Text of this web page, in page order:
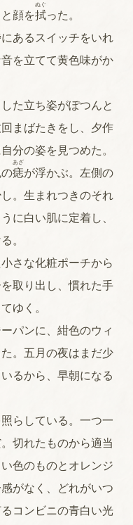
顔を拭
ぬぐ
った。
あるスイッチをいれ
を立てて黄色味がか
た立ち姿がぽつんと
まばたきをし、夕作
分の姿を見つめた。
痣
あざ
が浮かぶ。左側の
。生まれつきのそれ
に白い肌に定着し、
。
さな化粧ポーチから
取り出し、慣れた手
ゆく。
パンに、紺色のウィ
。五月の夜はまだ少
るから、早朝になる
らしている。一つ一
切れたものから適当
色のものとオレンジ
がなく、どれがいつ
コンビニの青白い光